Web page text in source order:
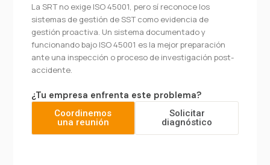
La SRT no exige ISO 45001, pero sí reconoce los
sistemas de gestión de SST como evidencia de
gestión proactiva. Un sistema documentado y
funcionando bajo ISO 45001 es la mejor preparación
ante una inspección o proceso de investigación post-
accidente.
¿Tu empresa enfrenta este problema?
Coordinemos
una reunión
Solicitar
diagnóstico